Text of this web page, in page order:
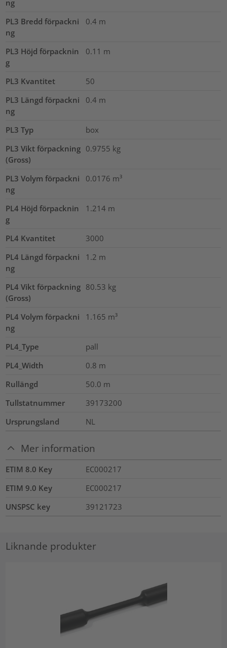
ng
PL3 Bredd förpackni
ng
0.4 m
PL3 Höjd förpacknin
g
0.11 m
PL3 Kvantitet
50
PL3 Längd förpackni
ng
0.4 m
PL3 Typ
box
PL3 Vikt förpackning
(Gross)
0.9755 kg
PL3 Volym förpackni
ng
0.0176 m³
PL4 Höjd förpacknin
g
1.214 m
PL4 Kvantitet
3000
PL4 Längd förpackni
ng
1.2 m
PL4 Vikt förpackning
(Gross)
80.53 kg
PL4 Volym förpackni
ng
1.165 m³
PL4_Type
pall
PL4_Width
0.8 m
Rullängd
50.0 m
Tullstatnummer
39173200
Ursprungsland
NL
Mer information
ETIM 8.0 Key
EC000217
ETIM 9.0 Key
EC000217
UNSPSC key
39121723
Liknande produkter